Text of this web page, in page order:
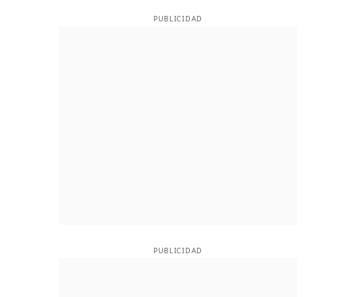
PUBLICIDAD
PUBLICIDAD